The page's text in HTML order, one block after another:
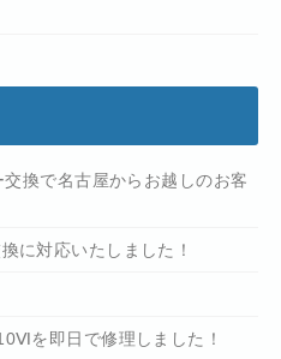
換で名古屋からお越しのお客
に対応いたしました！
を即日で修理しました！